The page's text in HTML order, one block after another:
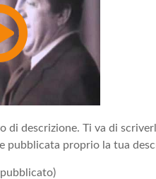
di descrizione. Ti va di
pubblicata proprio la tua
pubblicato)